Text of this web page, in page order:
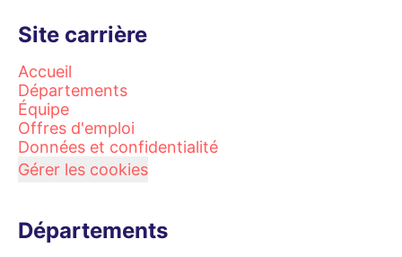
Site carrière
Accueil
Départements
Équipe
Offres d'emploi
Données et confidentialité
Gérer les cookies
Départements